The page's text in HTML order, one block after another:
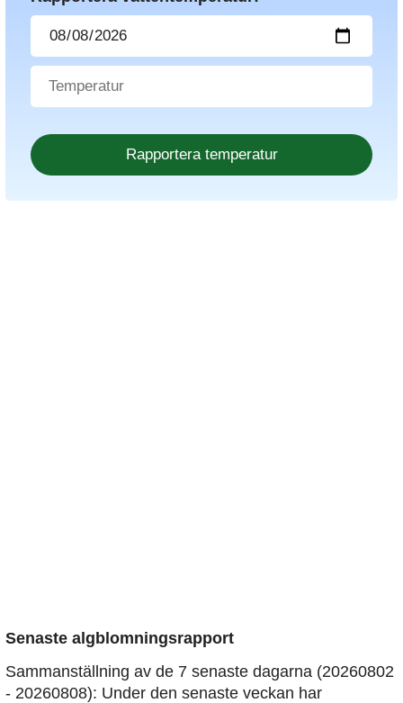
Senaste algblomningsrapport
Sammanställning av de 7 senaste dagarna (20260802
- 20260808): Under den senaste veckan har